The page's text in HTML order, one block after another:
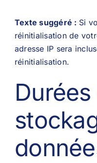
Texte suggéré : Si
réinitialisation de
adresse IP sera
réinitialisation.